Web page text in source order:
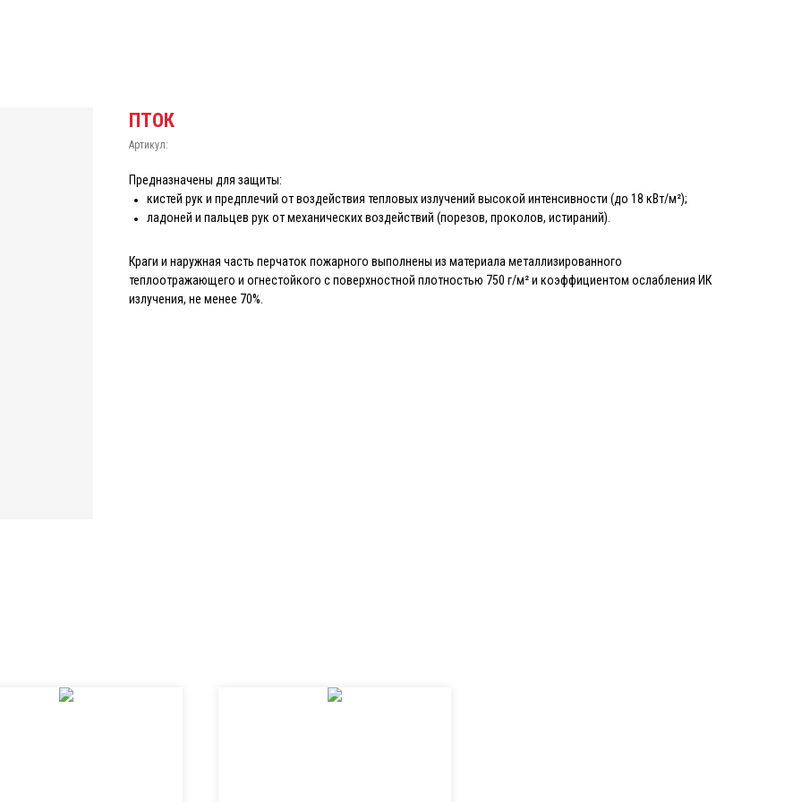
ПТОК
Артикул:
Предназначены для защиты:
кистей рук и предплечий от воздействия тепловых излучений высокой интенсивности (до 18 кВт/м²);
ладоней и пальцев рук от механических воздействий (порезов, проколов, истираний).
Краги и наружная часть перчаток пожарного выполнены из материала металлизированного
теплоотражающего и огнестойкого с поверхностной плотностью 750 г/м² и коэффициентом ослабления ИК
излучения, не менее 70%.